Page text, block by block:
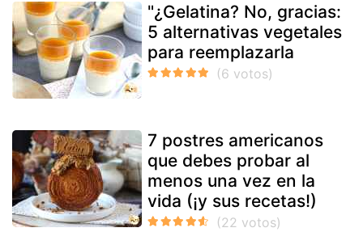
"¿Gelatina? No, gracias:
5 alternativas vegetales
para reemplazarla
7 postres americanos
que debes probar al
menos una vez en la
vida (¡y sus recetas!)